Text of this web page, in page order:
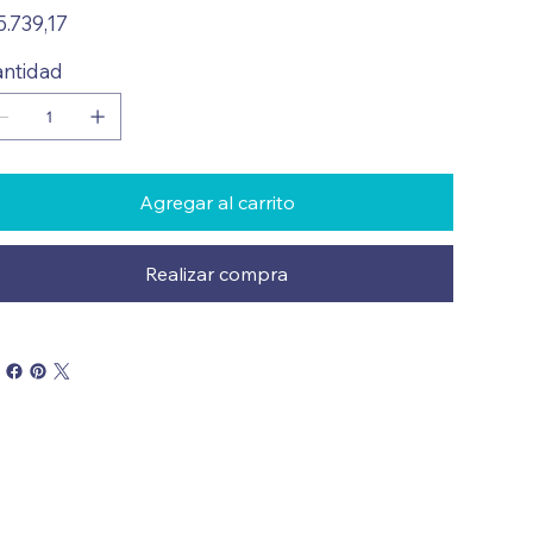
Agregar al carrito
Realizar compra